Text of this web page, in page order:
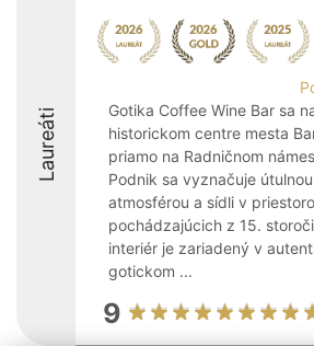
Laureáti
Gotika Coffee Wine Bar sa
historickom centre mesta
priamo na Radničnom
Podnik sa vyznačuje útulnou
atmosférou a sídli v
pochádzajúcich z 15.
interiér je zariadený v
gotickom ...
9